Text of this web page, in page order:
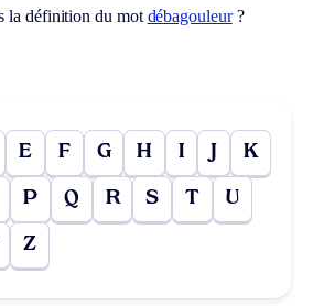
la définition du mot débagouleur?
E F G H I J K
P Q R S T U
Z